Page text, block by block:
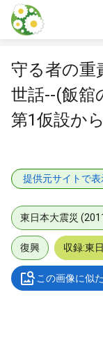
本文に飛ぶ
守る者の重
世話--(飯舘
第1仮設か
提供元サイトで表
東日本大震災
復興 収録:東
この画像に似